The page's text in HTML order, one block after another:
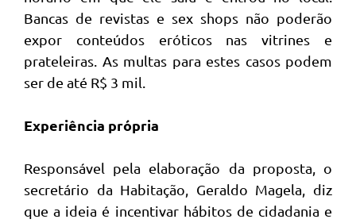
Bancas de revistas e sex shops não poderão
expor conteúdos eróticos nas vitrines e
prateleiras. As multas para estes casos podem
ser de até R$ 3 mil.
Experiência própria
Responsável pela elaboração da proposta, o
secretário da Habitação, Geraldo Magela, diz
que a ideia é incentivar hábitos de cidadania e